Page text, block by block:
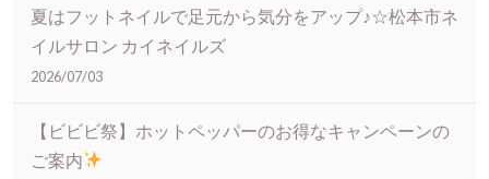
夏はフットネイルで足元から気分をアップ♪☆松本市ネ
イルサロン カイネイルズ
2026/07/03
【ビビビ祭】ホットペッパーのお得なキャンペーンの
ご案内